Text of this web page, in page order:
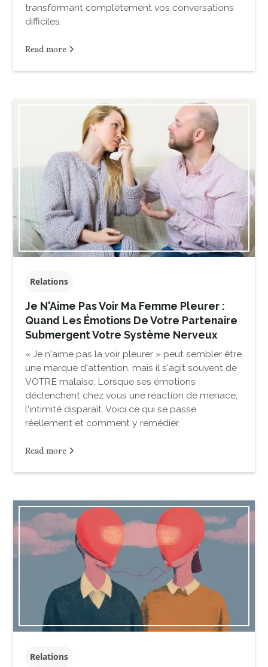
transformant complètement vos conversations
difficiles.
Read more
Relations
Je N'Aime Pas Voir Ma Femme Pleurer :
Quand Les Émotions De Votre Partenaire
Submergent Votre Système Nerveux
« Je n'aime pas la voir pleurer » peut sembler être
une marque d'attention, mais il s'agit souvent de
VOTRE malaise. Lorsque ses émotions
déclenchent chez vous une réaction de menace,
l'intimité disparaît. Voici ce qui se passe
réellement et comment y remédier.
Read more
Relations